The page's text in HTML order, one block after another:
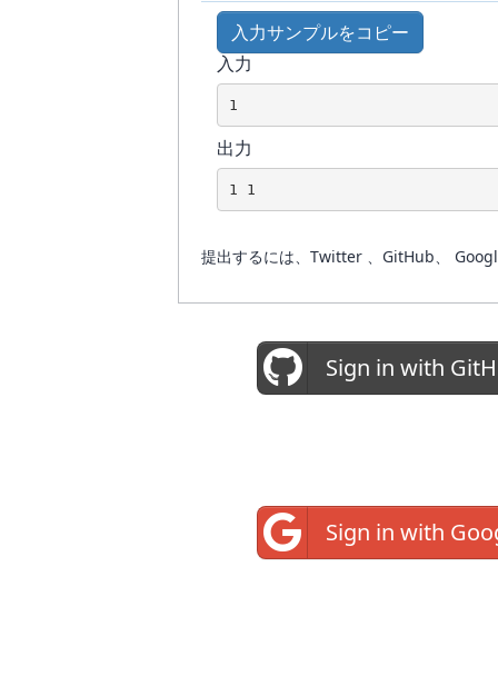
入力サンプルをコピー
入力
1
出力
1 1
提出するには、Twitter 、GitHub、
Sign in with
Sign in with